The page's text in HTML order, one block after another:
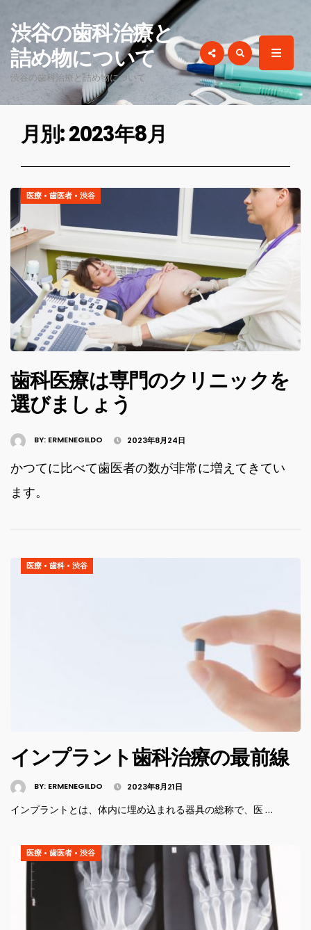
渋谷の歯科治療と
詰め物について
渋谷の歯科治療と詰め物について
月別: 2023年8月
医療 • 歯医者 • 渋谷
歯科医療は専門のクリニックを
選びましょう
BY: ERMENEGILDO 2023年8月24日
かつてに比べて歯医者の数が非常に増えてきてい
ます。
医療 • 歯科 • 渋谷
インプラント歯科治療の最前線
BY: ERMENEGILDO 2023年8月21日
インプラントとは、体内に埋め込まれる器具の総称で、医 …
医療 • 歯医者 • 渋谷